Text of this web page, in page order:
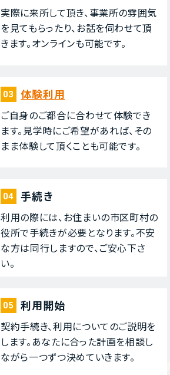
実際に来所して頂き、事業所の雰囲気
を⾒てもらったり、お話を伺わせて頂
きます。オンラインも可能です。
03 体験利⽤
ご⾃⾝のご都合に合わせて体験でき
ます。⾒学時にご希望があれば、その
まま体験して頂くことも可能です。
04 ⼿続き
利⽤の際には、お住まいの市区町村の
役所で⼿続きが必要となります。不安
な⽅は同⾏しますので、ご安⼼下さ
い。
05 利⽤開始
契約⼿続き、利⽤についてのご説明を
します。あなたに合った計画を相談し
ながら⼀つずつ決めていきます。